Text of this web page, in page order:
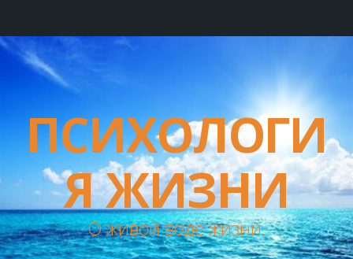
ПСИХОЛОГИ
Я ЖИЗНИ
О живой воде жизни.